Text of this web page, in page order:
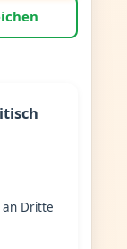
Dritte